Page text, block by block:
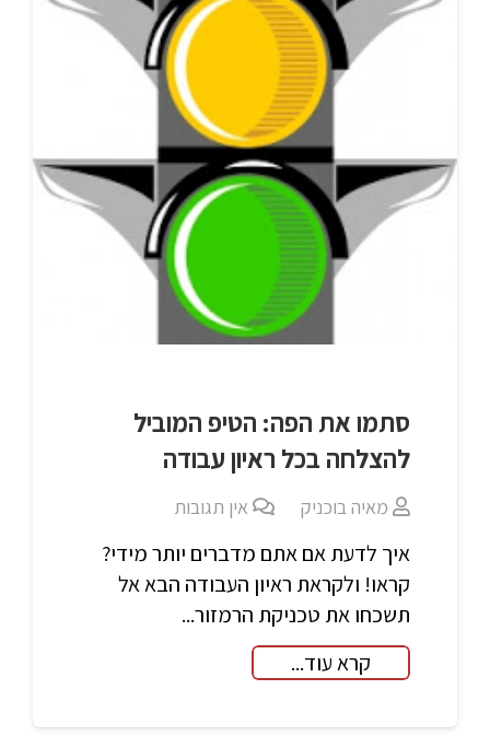
סתמו את הפה: הטיפ המוביל
להצלחה בכל ראיון עבודה
מאיה בוכניק אין תגובות
איך לדעת אם אתם מדברים יותר מידי?
קראו! ולקראת ראיון העבודה הבא אל
תשכחו את טכניקת הרמזור...
קרא עוד...